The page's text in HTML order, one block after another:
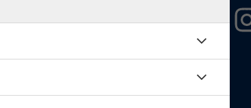
Barrierefreiheitserklärung
Newsletter Abmeldung